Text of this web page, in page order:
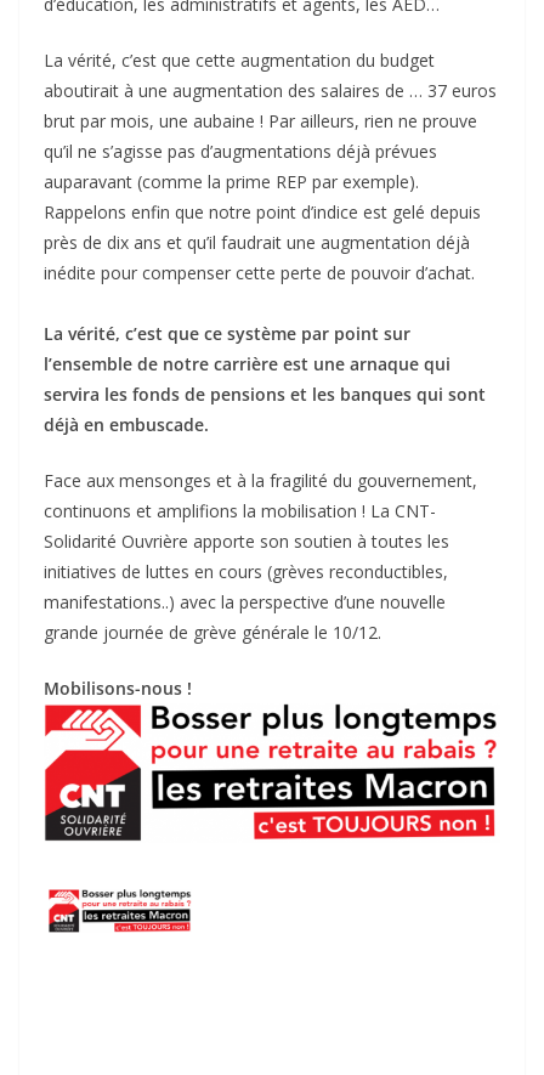
La vérité, c’est que cette augmentation du budget
aboutirait à une augmentation des salaires de … 37 euros
brut par mois, une aubaine ! Par ailleurs, rien ne prouve
qu’il ne s’agisse pas d’augmentations déjà prévues
auparavant (comme la prime REP par exemple).
Rappelons enfin que notre point d’indice est gelé depuis
près de dix ans et qu’il faudrait une augmentation déjà
inédite pour compenser cette perte de pouvoir d’achat.
La vérité, c’est que ce système par point sur
l’ensemble de notre carrière est une arnaque qui
servira les fonds de pensions et les banques qui sont
déjà en embuscade.
Face aux mensonges et à la fragilité du gouvernement,
continuons et amplifions la mobilisation ! La CNT-
Solidarité Ouvrière apporte son soutien à toutes les
initiatives de luttes en cours (grèves reconductibles,
manifestations..) avec la perspective d’une nouvelle
grande journée de grève générale le 10/12.
Mobilisons-nous !